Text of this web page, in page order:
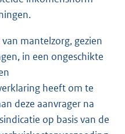
mantelzorg, gezien
in een ongeschikte
heeft om te
deze aanvrager na
op basis van de